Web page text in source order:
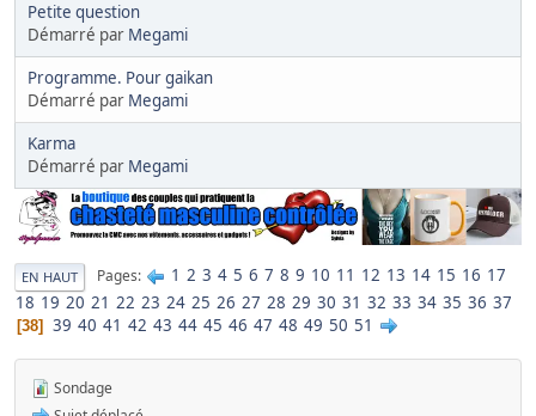
Petite question
Démarré par Megami
Programme. Pour gaikan
Démarré par Megami
Karma
Démarré par Megami
EN HAUT Pages 1 2 3 4 5 6 7 8 9 10 11 12 13 14 15 16 17
18 19 20 21 22 23 24 25 26 27 28 29 30 31 32 33 34 35 36 37
38 39 40 41 42 43 44 45 46 47 48 49 50 51
Sondage